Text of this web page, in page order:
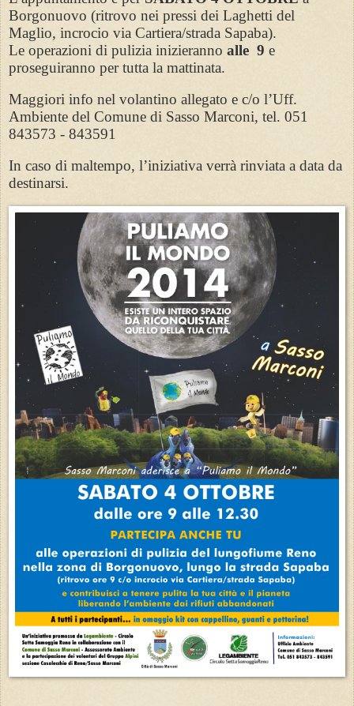
Borgonuovo (ritrovo nei pressi dei Laghetti del
Maglio, incrocio via Cartiera/strada Sapaba).
Le operazioni di pulizia inizieranno alle 9 e
proseguiranno per tutta la mattinata.
Maggiori info nel volantino allegato e c/o l’Uff.
Ambiente del Comune di Sasso Marconi, tel. 051
843573 - 843591
In caso di maltempo, l’iniziativa verrà rinviata a data da
destinarsi.